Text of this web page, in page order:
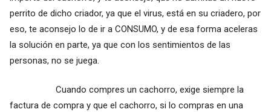
perrito de dicho criador, ya que el virus, está en su criadero, por
eso, te aconsejo lo de ir a CONSUMO, y de esa forma aceleras
la solución en parte, ya que con los sentimientos de las
personas, no se juega.
Cuando compres un cachorro, exige siempre la
factura de compra y que el cachorro, si lo compras en una